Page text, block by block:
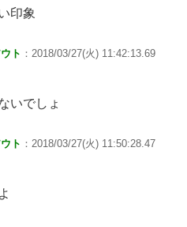
印象
ト ：2018/03/27(火) 11:42:13.69
いでしょ
ト ：2018/03/27(火) 11:50:28.47